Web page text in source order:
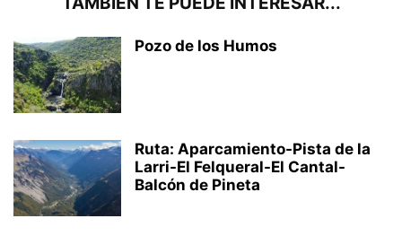
Pozo de los Humos
Ruta: Aparcamiento-Pista de la
Larri-El Felqueral-El Cantal-
Balcón de Pineta